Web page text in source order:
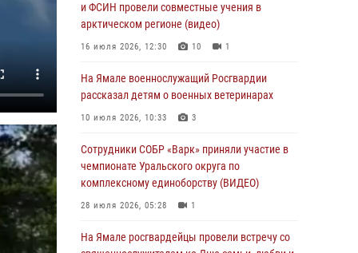
В Уральском округе Росгвардии состоялось
заседание оперативного штаба
Сотрудники СОБР «Варк» приняли участие в
чемпионате Уральского округа по
28 июля 2026, 05:28 1
На Полярном круге Росгвардия обеспечила
27 июля 2026, 09:04 3
и ФСИН провели совместные учения в
арктическом регионе (видео)
16 июля 2026, 12:30 10 1
На Ямале военнослужащий Росгвардии
рассказал детям о военных ветеринарах
10 июля 2026, 10:33 3
Сотрудники СОБР «Варк» приняли участие в
чемпионате Уральского округа по
комплексному единоборству (ВИДЕО)
28 июля 2026, 05:28 1
На Ямале росгвардейцы провели встречу со